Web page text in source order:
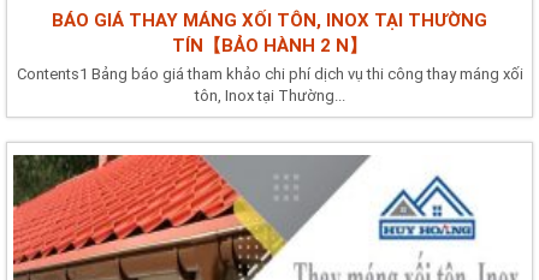
BÁO GIÁ THAY MÁNG XỐI TÔN, INOX TẠI THƯỜNG
TÍN【BẢO HÀNH 2 N】
Contents1 Bảng báo giá tham khảo chi phí dịch vụ thi công thay máng xối
tôn, Inox tại Thường...